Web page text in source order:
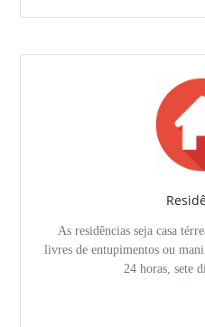
As residências seja casa
livres de entupimentos ou
24 horas, sete